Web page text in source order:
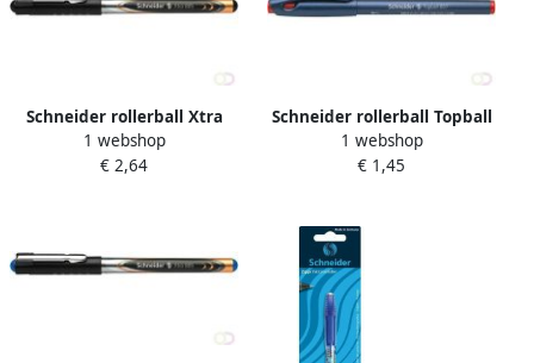
Schneider rollerball Xtra
805 0 5mm zwart
1 webshop
€ 2,64
Schneider rollerball Topball
857 0 6mm rood
1 webshop
€ 1,45